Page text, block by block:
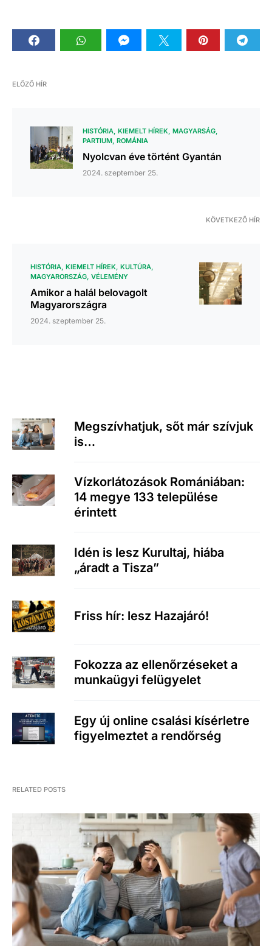
ELŐZŐ HÍR
HISTÓRIA KIEMELT HÍREK MAGYARSÁG
PARTIUM ROMÁNIA
Nyolcvan éve történt Gyantán
2024. szeptember 25.
KÖVETKEZŐ HÍR
HISTÓRIA KIEMELT HÍREK KULTÚRA
MAGYARORSZÁG VÉLEMÉNY
Amikor a halál belovagolt
Magyarországra
2024. szeptember 25.
Megszívhatjuk, sőt már szívjuk
is…
Vízkorlátozások Romániában:
14 megye 133 települése
érintett
Idén is lesz Kurultaj, hiába
„áradt a Tisza”
Friss hír: lesz Hazajáró!
Fokozza az ellenőrzéseket a
munkaügyi felügyelet
Egy új online csalási kísérletre
figyelmeztet a rendőrség
RELATED POSTS